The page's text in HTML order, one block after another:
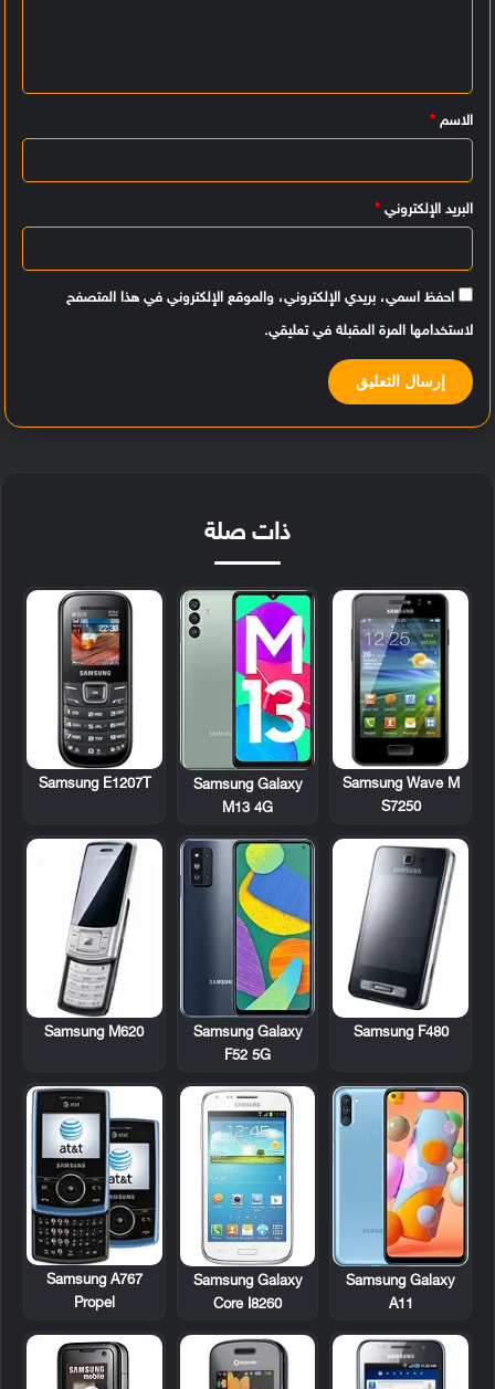
ي
ق
الاسم *
البريد الإلكتروني *
احفظ اسمي، بريدي الإلكتروني، والموقع الإلكتروني في هذا المتصفح
لاستخدامها المرة المقبلة في تعليقي.
ذات صلة
Samsung Wave M
S7250
Samsung Galaxy
M13 4G
Samsung E1207T
Samsung F480
Samsung Galaxy
F52 5G
Samsung M620
Samsung Galaxy
A11
Samsung Galaxy
Core I8260
Samsung A767
Propel